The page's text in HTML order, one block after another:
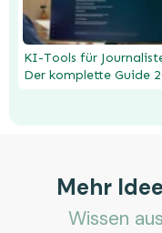
KI-Tools für
Der komplette Guide
Mehr
Wissen